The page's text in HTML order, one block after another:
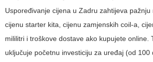
Uspoređivanje cijena u Zadru zahtijeva pažnju
cijenu starter kita, cijenu zamjenskih coil-a,
mililitri i troškove dostave ako kupujete online.
uključuje početnu investiciju za uređaj (od 100